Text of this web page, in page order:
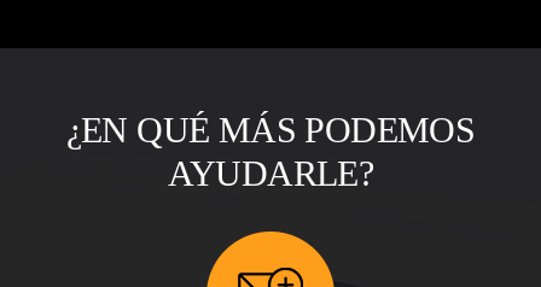
¿EN QUÉ MÁS PODEMOS
AYUDARLE?